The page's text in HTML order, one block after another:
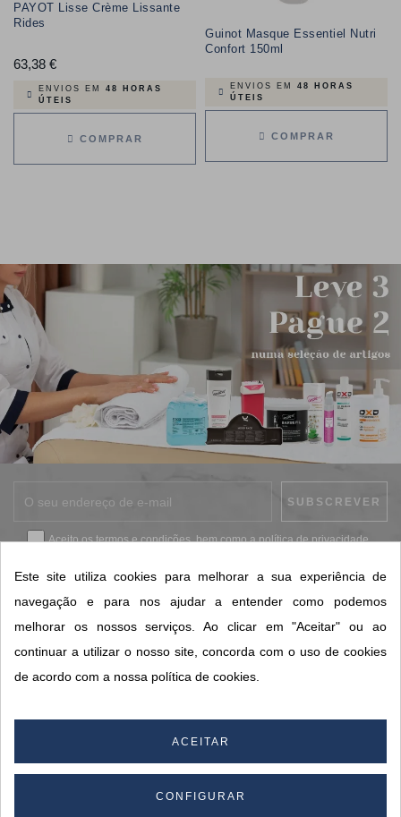
PAYOT Lisse Crème Lissante
Rides
63,38 €Preço
ENVIOS EM 48 HORAS
ÚTEIS
COMPRAR
Guinot Masque Essentiel Nutri
Confort 150ml
ENVIOS EM 48 HORAS
ÚTEIS
COMPRAR
Aceito ostermos e condições, bem como apolítica de privacidade.
CONTACTOS SORISA
Este site utiliza cookies para melhorar a sua experiência de
navegação e para nos ajudar a entender como podemos
melhorar os nossos serviços. Ao clicar em "Aceitar" ou ao
continuar a utilizar o nosso site, concorda com o uso de cookies
de acordo com a nossa política de cookies.
ACEITAR
CONFIGURAR